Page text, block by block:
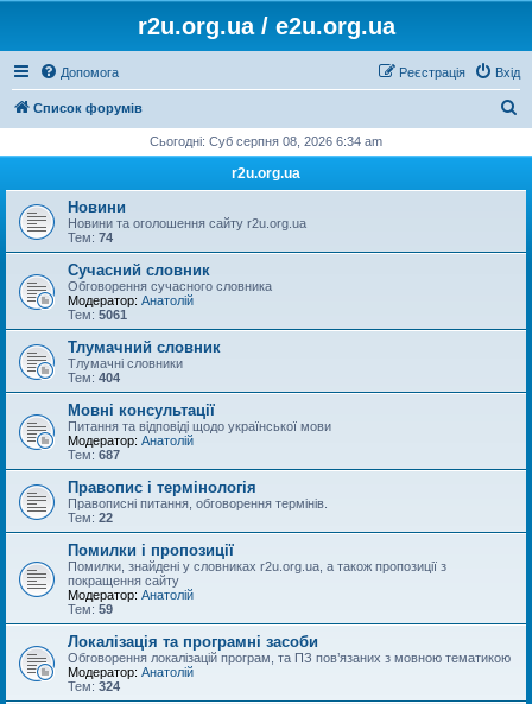
r2u.org.ua / e2u.org.ua
Допомога Вхід
Реєстрація
Список форумів
у
Сьогодні: Суб серпня 08, 2026 6:34 am
r2u.org.ua
Новини
Новини та оголошення сайту r2u.org.ua
Тем: 74
Сучасний словник
Обговорення сучасного словника
Модератор: Анатолій
Тем: 5061
Тлумачний словник
Тлумачні словники
Тем: 404
Мовні консультації
Питання та відповіді щодо української мови
Модератор: Анатолій
Тем: 687
Правопис і термінологія
Правописні питання, обговорення термінів.
Тем: 22
Помилки і пропозиції
Помилки, знайдені у словниках r2u.org.ua, а також пропозиції з
покращення сайту
Модератор: Анатолій
Тем: 59
Локалізація та програмні засоби
Обговорення локалізацій програм, та ПЗ пов’язаних з мовною тематикою
Модератор: Анатолій
Тем: 324